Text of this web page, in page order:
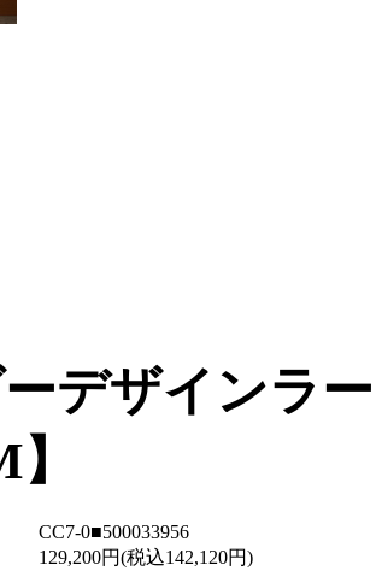
デザインラ
CC7-0■500033956
129,200円(税込142,120円)